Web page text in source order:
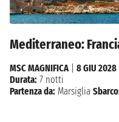
Mediterraneo:
MSC MAGNIFICA| 8 GIU 2028
Durata: 7 notti
Partenza da: Marsiglia